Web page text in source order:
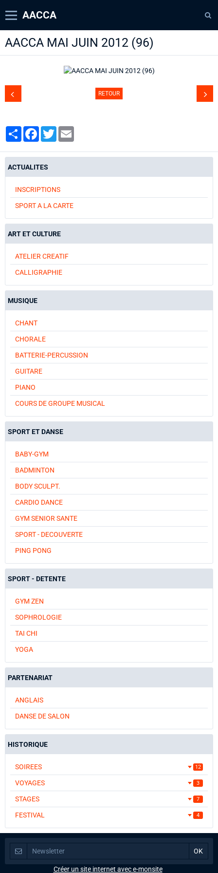
AACCA
Page d'accueil
Diaporamas
AACCA MAI JUIN 2012 (96)
RETOUR
PartagerFacebook
Twitter
ACTUALITES
INSCRIPTIONS
SPORT A LA CARTE
ART ET CULTURE
ATELIER CREATIF
CALLIGRAPHIE
MUSIQUE
CHANT
CHORALE
BATTERIE-PERCUSSION
GUITARE
PIANO
COURS DE GROUPE MUSICAL
SPORT ET DANSE
BABY-GYM
BADMINTON
BODY SCULPT.
CARDIO DANCE
GYM SENIOR SANTE
SPORT - DECOUVERTE
PING PONG
SPORT - DETENTE
GYM ZEN
SOPHROLOGIE
TAI CHI
YOGA
PARTENARIAT
ANGLAIS
DANSE DE SALON
HISTORIQUE
SOIREES 12
VOYAGES 3
STAGES 7
FESTIVAL 4
Créer un site internet avec e-monsite